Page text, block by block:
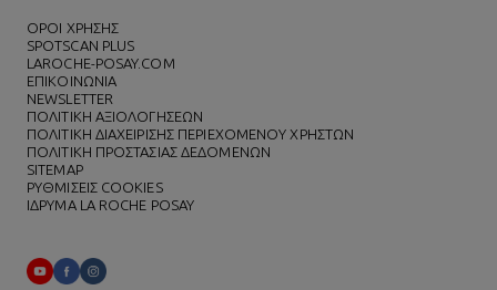
ΌΡΟΙ ΧΡΗΣΗΣ
SPOTSCAN PLUS
LAROCHE-POSAY.COM
ΕΠΙΚΟΙΝΩΝΙΑ
NEWSLETTER
ΠΟΛΙΤΙΚΗ ΑΞΙΟΛΟΓΗΣΕΩΝ
ΠΟΛΙΤΙΚΗ ΔΙΑΧΕΙΡΙΣΗΣ ΠΕΡΙΕΧΟΜΕΝΟΥ ΧΡΗΣΤΩΝ
ΠΟΛΙΤΙΚΗ ΠΡΟΣΤΑΣΙΑΣ ΔΕΔΟΜΕΝΩΝ
SITEMAP
ΡΥΘΜΙΣΕΙΣ COOKIES
ΙΔΡΥΜΑ LA ROCHE POSAY